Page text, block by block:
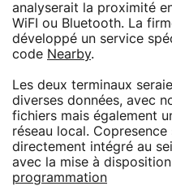
analyserait la proximité
WiFI ou Bluetooth. La
développé un service
code Nearby.
Les deux terminaux
diverses données, avec
fichiers mais également
réseau local.
directement intégré au
avec la mise à
programmation